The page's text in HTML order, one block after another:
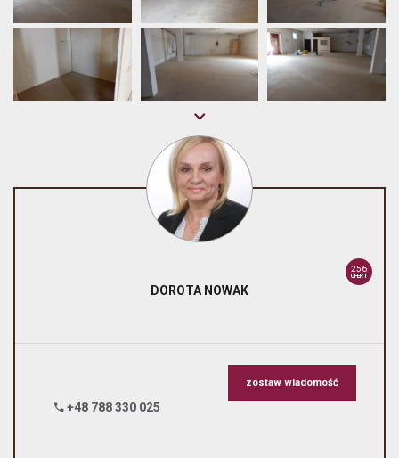
256
OFERT
DOROTA NOWAK
+48 788 330 025
zostaw wiadomość